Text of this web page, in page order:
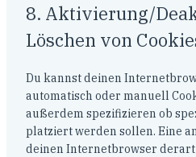
8. Aktivierung/
Löschen von
Du kannst deinen
automatisch oder manuell
außerdem spezifizieren ob
platziert werden sollen. Eine
deinen Internetbrowser derart